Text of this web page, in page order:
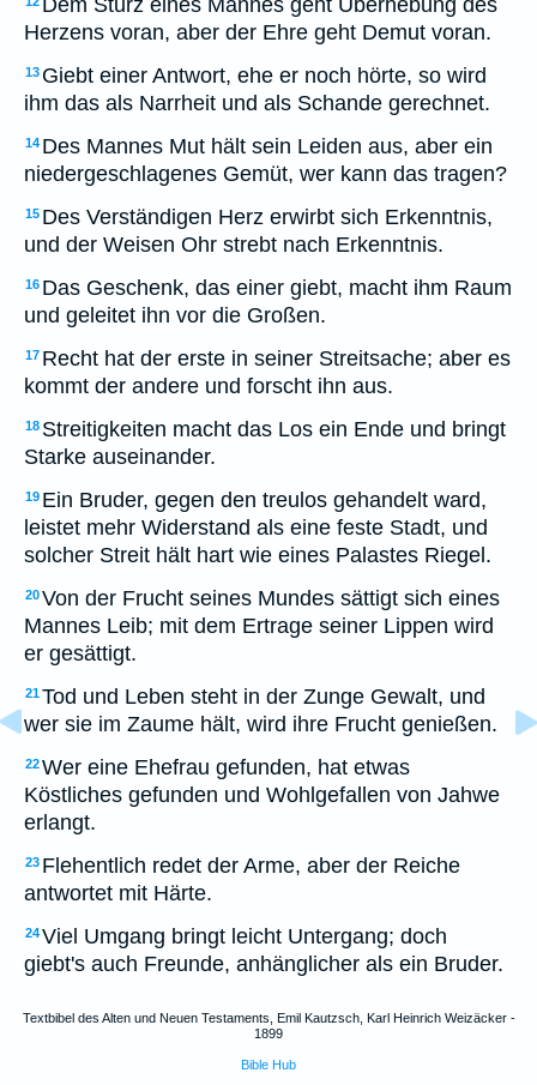
Dem Sturz eines Mannes geht Überhebung des
Herzens voran, aber der Ehre geht Demut voran.
13 Giebt einer Antwort, ehe er noch hörte, so wird
ihm das als Narrheit und als Schande gerechnet.
14 Des Mannes Mut hält sein Leiden aus, aber ein
niedergeschlagenes Gemüt, wer kann das tragen?
15 Des Verständigen Herz erwirbt sich Erkenntnis,
und der Weisen Ohr strebt nach Erkenntnis.
16 Das Geschenk, das einer giebt, macht ihm Raum
und geleitet ihn vor die Großen.
17 Recht hat der erste in seiner Streitsache; aber es
kommt der andere und forscht ihn aus.
18 Streitigkeiten macht das Los ein Ende und bringt
Starke auseinander.
19 Ein Bruder, gegen den treulos gehandelt ward,
leistet mehr Widerstand als eine feste Stadt, und
solcher Streit hält hart wie eines Palastes Riegel.
20Von der Frucht seines Mundes sättigt sich eines
Mannes Leib; mit dem Ertrage seiner Lippen wird
er gesättigt.
21Tod und Leben steht in der Zunge Gewalt, und
wer sie im Zaume hält, wird ihre Frucht genießen.
22Wer eine Ehefrau gefunden, hat etwas
Köstliches gefunden und Wohlgefallen von Jahwe
erlangt.
23 Flehentlich redet der Arme, aber der Reiche
antwortet mit Härte.
24Viel Umgang bringt leicht Untergang; doch
giebt's auch Freunde, anhänglicher als ein Bruder.
Textbibel des Alten und Neuen Testaments, Emil Kautzsch, Karl Heinrich Weizäcker -
1899
Bible Hub